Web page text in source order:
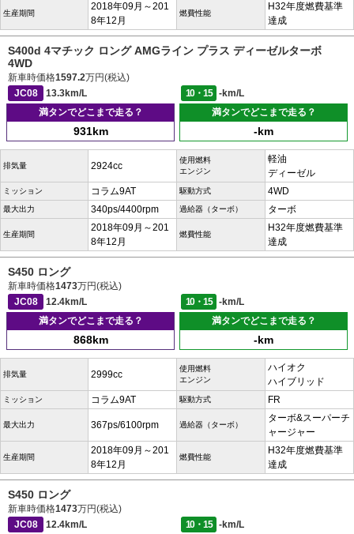
生産期間
2018年09月～201
8年12月
燃費性能
H32年度燃費基準
達成
S400d 4マチック ロング AMGライン プラス ディーゼルターボ
4WD
新車時価格1597.2万円(税込)
JC08
13.3km/L 10・15
-km/L
満タンでどこまで走る？
931km
満タンでどこまで走る？
-km
排気量 2924cc
使用燃料
エンジン
軽油
ディーゼル
ミッション コラム9AT 駆動方式 4WD
最大出力 340ps/4400rpm 過給器（ターボ） ターボ
生産期間
2018年09月～201
8年12月
燃費性能
H32年度燃費基準
達成
S450 ロング
新車時価格1473万円(税込)
JC08
12.4km/L 10・15
-km/L
満タンでどこまで走る？
868km
満タンでどこまで走る？
-km
排気量 2999cc
使用燃料
エンジン
ハイオク
ハイブリッド
ミッション コラム9AT 駆動方式 FR
最大出力 367ps/6100rpm 過給器（ターボ）
ターボ&スーパーチ
ャージャー
生産期間
2018年09月～201
8年12月
燃費性能
H32年度燃費基準
達成
S450 ロング
新車時価格1473万円(税込)
JC08
12.4km/L 10・15
-km/L